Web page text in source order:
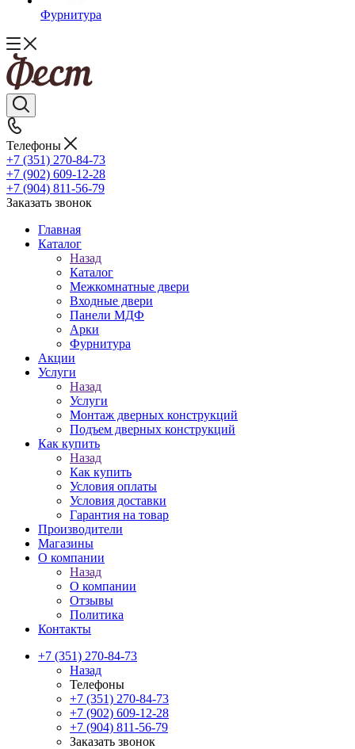
Фурнитура
Телефоны
+7 (351) 270-84-73
+7 (902) 609-12-28
+7 (904) 811-56-79
Заказать звонок
Главная
Каталог
Назад
Каталог
Межкомнатные двери
Входные двери
Панели МДФ
Арки
Фурнитура
Акции
Услуги
Назад
Услуги
Монтаж дверных конструкций
Подъем дверных конструкций
Как купить
Назад
Как купить
Условия оплаты
Условия доставки
Гарантия на товар
Производители
Магазины
О компании
Назад
О компании
Отзывы
Политика
Контакты
+7 (351) 270-84-73
Назад
Телефоны
+7 (351) 270-84-73
+7 (902) 609-12-28
+7 (904) 811-56-79
Заказать звонок